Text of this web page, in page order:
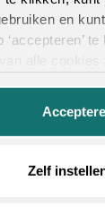
en
‘accepteren’
Zelf